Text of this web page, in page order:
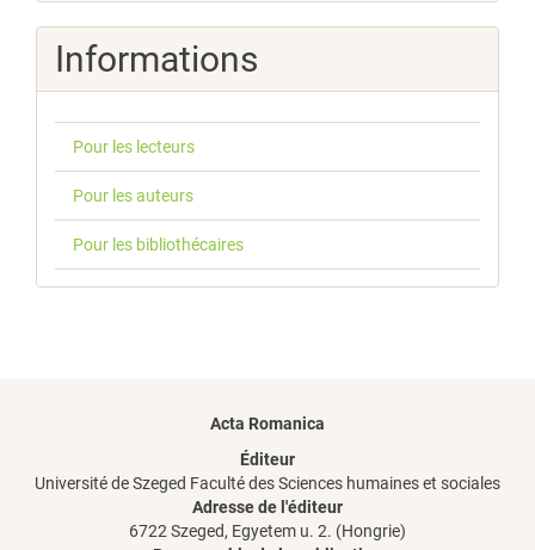
Informations
Pour les lecteurs
Pour les auteurs
Pour les bibliothécaires
Acta Romanica
Éditeur
Université de Szeged Faculté des Sciences humaines et sociales
Adresse de l'éditeur
6722 Szeged, Egyetem u. 2. (Hongrie)